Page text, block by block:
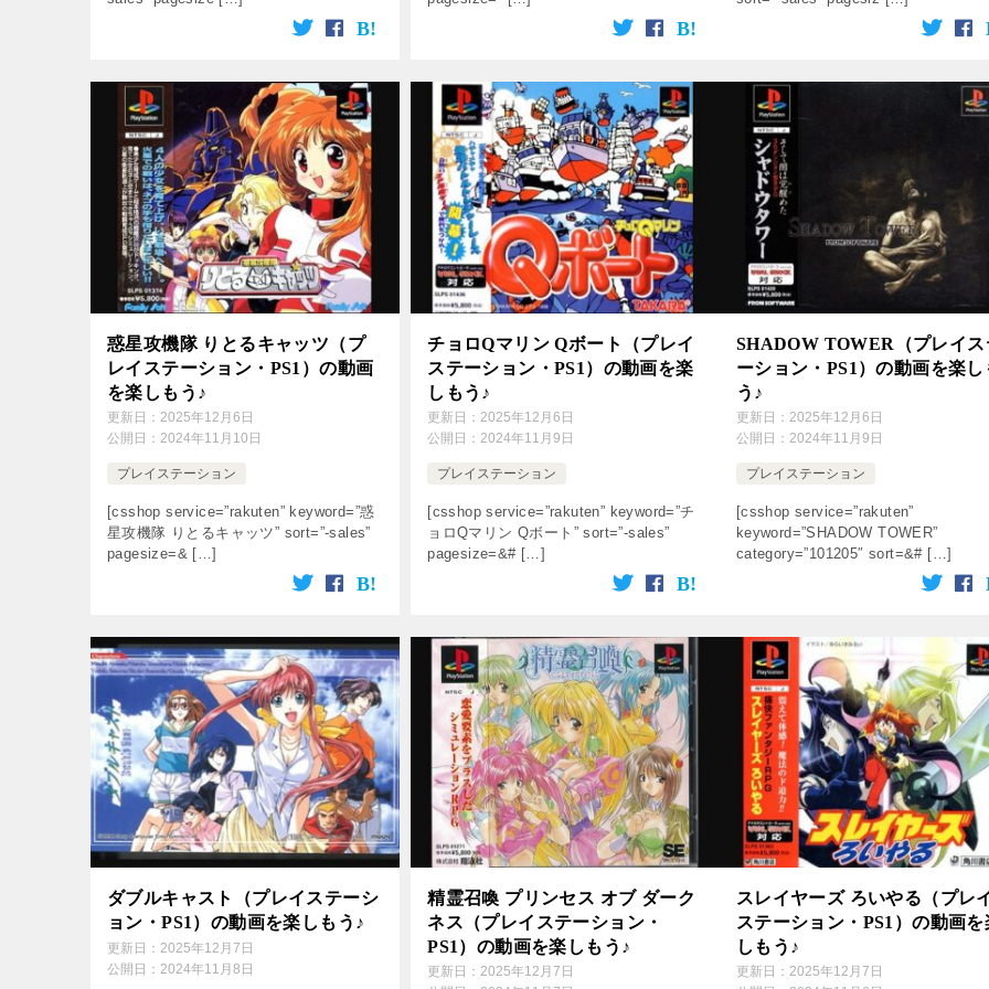
惑星攻機隊 りとるキャッツ（プ
レイステーション・PS1）の動画
を楽しもう♪
更新日： 2025年12月6日
公開日： 2024年11月10日
プレイステーション
[csshop service=”rakuten” keyword=”惑
星攻機隊 りとるキャッツ” sort=”-sales”
pagesize=& […]
チョロQマリン Qボート（プレイ
ステーション・PS1）の動画を楽
しもう♪
更新日： 2025年12月6日
公開日： 2024年11月9日
プレイステーション
[csshop service=”rakuten” keyword=”チ
ョロQマリン Qボート” sort=”-sales”
pagesize=&# […]
SHADOW TOWER（プレイス
ーション・PS1）の動画を楽し
う♪
更新日： 2025年12月6日
公開日： 2024年11月9日
プレイステーション
[csshop service=”rakuten”
keyword=”SHADOW TOWER”
category=”101205″ sort=&# […]
ダブルキャスト（プレイステーシ
ョン・PS1）の動画を楽しもう♪
更新日： 2025年12月7日
公開日： 2024年11月8日
精霊召喚 プリンセス オブ ダーク
ネス（プレイステーション・
PS1）の動画を楽しもう♪
更新日：2025年12月7日
スレイヤーズ ろいやる（プレ
ステーション・PS1）の動画を
しもう♪
更新日： 2025年12月7日